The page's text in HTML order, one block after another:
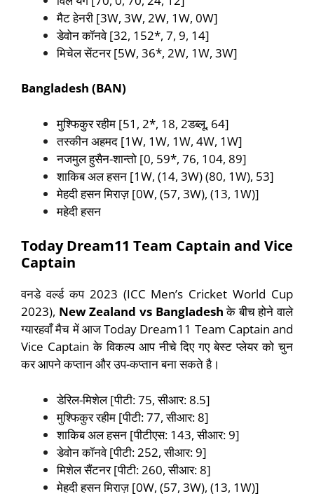
मैट हेनरी [3W, 3W, 2W, 1W, 0W]
डेवोन कॉनवे [32, 152*, 7, 9, 14]
मिचेल सेंटनर [5W, 36*, 2W, 1W, 3W]
Bangladesh (BAN)
मुश्फिकुर रहीम [51, 2*, 18, 2डब्लू, 64]
तस्कीन अहमद [1W, 1W, 1W, 4W, 1W]
नजमुल हुसैन-शान्तो [0, 59*, 76, 104, 89]
शाकिब अल हसन [1W, (14, 3W) (80, 1W), 53]
मेहदी हसन मिराज़ [0W, (57, 3W), (13, 1W)]
महेदी हसन
Today Dream11 Team Captain and Vice
Captain
वनडे वर्ल्ड कप 2023 (ICC Men’s Cricket World Cup
2023), New Zealand vs Bangladeshके बीच होने वाले
ग्यारहवाँ मैच में आज Today Dream11 Team Captain and
Vice Captain के विकल्प आप नीचे दिए गए बेस्ट प्लेयर को चुन
कर आपने कप्तान और उप-कप्तान बना सकते है।
डेरिल-मिशेल [पीटी: 75, सीआर: 8.5]
मुश्फिकुर रहीम [पीटी: 77, सीआर: 8]
शाकिब अल हसन [पीटीएस: 143, सीआर: 9]
डेवोन कॉनवे [पीटी: 252, सीआर: 9]
मिशेल सैंटनर [पीटी: 260, सीआर: 8]
मेहदी हसन मिराज़ [0W, (57, 3W), (13, 1W)]